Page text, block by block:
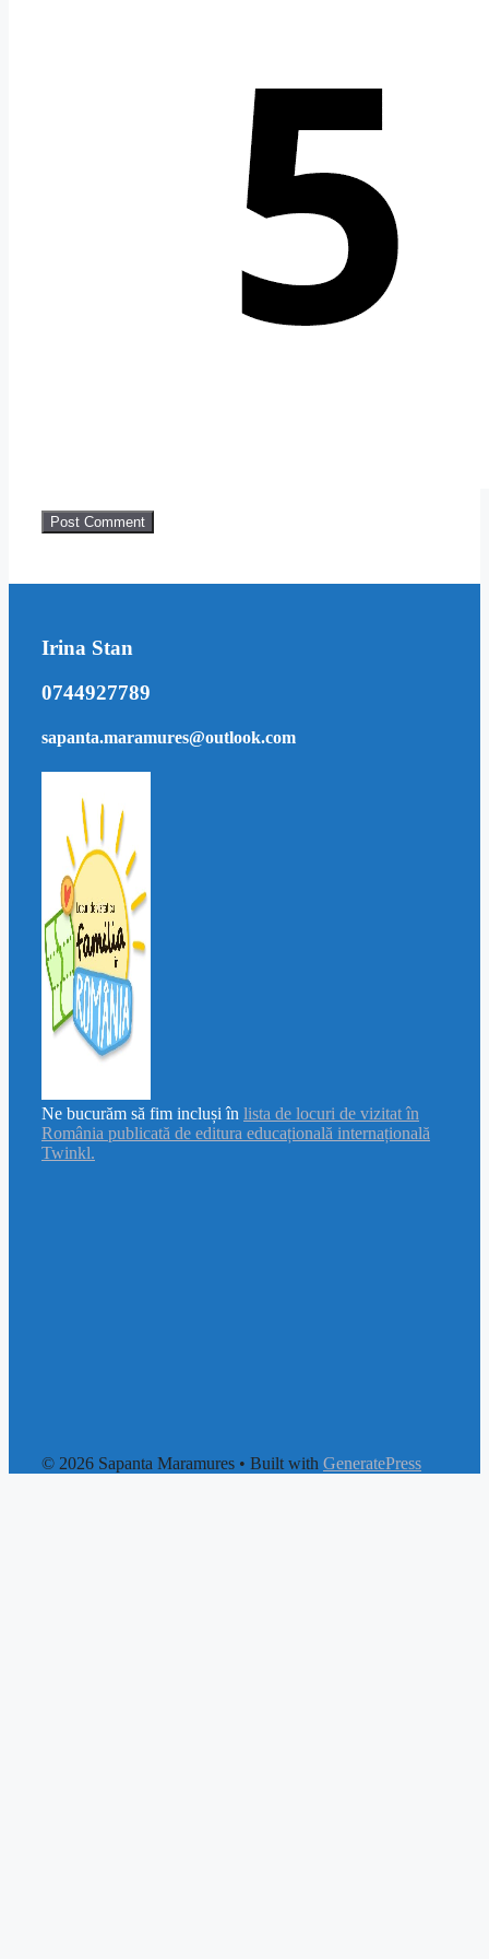
Irina Stan
0744927789
sapanta.maramures@outlook.com
Ne bucurăm să fim incluși în lista de locuri de vizitat în
România publicată de editura educațională internațională
Twinkl.
© 2026 Sapanta Maramures • Built with GeneratePress